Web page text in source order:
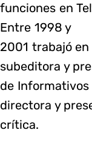
funciones en
Entre 1998 y
2001 trabajó
subeditora y
de Informativos
directora y
crítica.